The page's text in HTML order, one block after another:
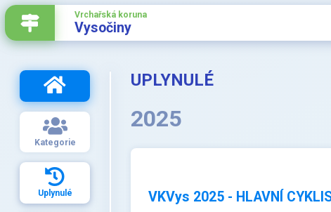
Vrchařská koruna
Vysočiny
Kategorie
Uplynulé
UPLYNULÉ
2025
VKVys 2025 - HLAVNÍ